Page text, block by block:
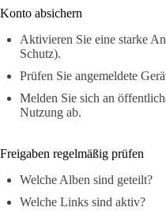
Konto absichern
Aktivieren Sie eine starke
Schutz).
Prüfen Sie angemeldete
Melden Sie sich an
Nutzung ab.
Freigaben regelmäßig prüfen
Welche Alben sind geteilt?
Welche Links sind aktiv?